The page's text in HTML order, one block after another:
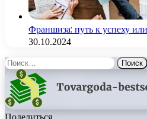
Франшиза: путь к успеху
30.10.2024
Найти: